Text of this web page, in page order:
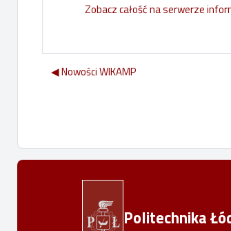
Zobacz całość na serwerze
◀︎ Nowości WIKAMP
Politechnika